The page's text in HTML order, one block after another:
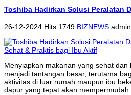
Toshiba Hadirkan Solusi Peralatan
26-12-2024 Hits:1749 BIZNEWS
Menyiapkan makanan yang sehat
menjadi tantangan besar, terutama
aktivitas di luar rumah maupun ibu
dapur yang tepat akan